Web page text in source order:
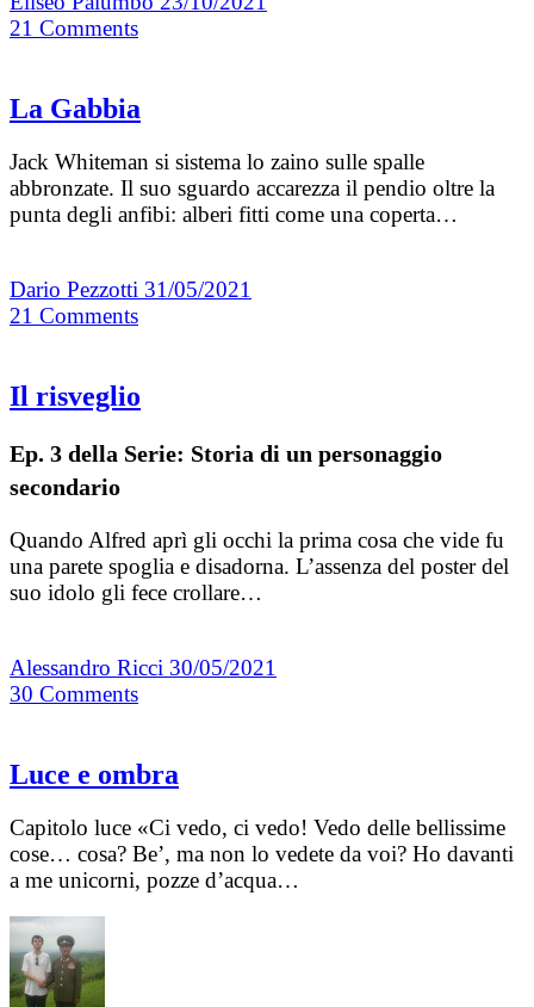
21 Comments
La Gabbia
Jack Whiteman si sistema lo zaino sulle spalle
abbronzate. Il suo sguardo accarezza il pendio oltre la
punta degli anfibi: alberi fitti come una coperta…
Dario Pezzotti 31/05/2021
21 Comments
Il risveglio
Ep. 3 della Serie: Storia di un personaggio
secondario
Quando Alfred aprì gli occhi la prima cosa che vide fu
una parete spoglia e disadorna. L’assenza del poster del
suo idolo gli fece crollare…
Alessandro Ricci 30/05/2021
30 Comments
Luce e ombra
Capitolo luce «Ci vedo, ci vedo! Vedo delle bellissime
cose… cosa? Be’, ma non lo vedete da voi? Ho davanti
a me unicorni, pozze d’acqua…